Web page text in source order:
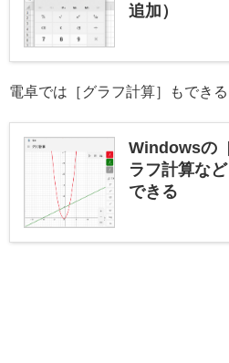
追加）
電卓では［グラフ計算］もでき
Windowsの
ラフ計算な
できる